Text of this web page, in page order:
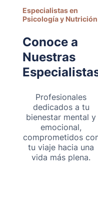
Especialistas en
Psicología y Nutrición
Conoce a
Nuestras
Profesionales
dedicados a tu
bienestar mental y
emocional,
comprometidos
tu viaje hacia una
vida más plena.